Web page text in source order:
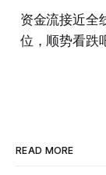
资金流接近全
位，顺势看跌
READ MORE